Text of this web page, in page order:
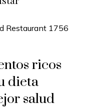
ricos
dieta
salud